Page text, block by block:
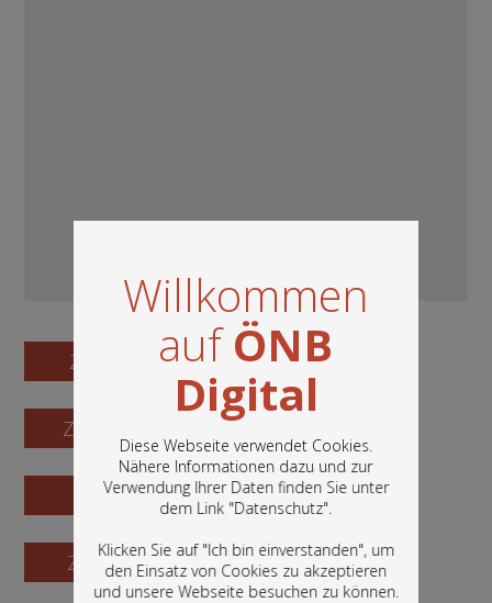
Willkommen
aufÖNB
Digital
Diese Webseite verwendet Cookies.
Nähere Informationen dazu und zur
Verwendung Ihrer Daten finden Sie unter
dem Link "Datenschutz".
Klicken Sie auf "Ich bin einverstanden", um
den Einsatz von Cookies zu akzeptieren
und unsere Webseite besuchen zu können.
In diesem Portal finden Sie die digitalen
Bestände der Österreichischen
Nationalbibliothek: Bücher, Fotografien,
Grafiken und vieles mehr.
Zum Digitalisat
Zum Katalogisat
Zur Vorschau
Zur Bestellung